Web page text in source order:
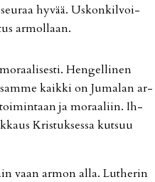
hy­vää. Us­kon­kil­voi­
ar­mol­laan.
Hen­gel­li­nen
kaik­ki on Ju­ma­lan ar­
toi­min­taan ja mo­raa­liin. Ih­
Kris­tuk­ses­sa kut­suu
vaan ar­mon al­la. Lut­he­rin